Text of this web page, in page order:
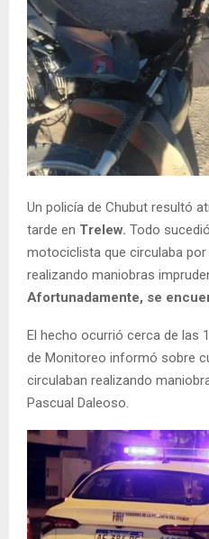
Un policía de Chubut resultó
tarde en Trelew. Todo
motociclista que circulaba
realizando maniobras
Afortunadamente, se
El hecho ocurrió cerca de las
de Monitoreo informó sobre
circulaban realizando
Pascual Daleoso.